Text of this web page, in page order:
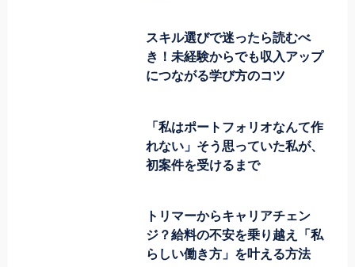
スキル選びで迷ったら読むべ
き！未経験からでも収入アップ
につながる学び方のコツ
「私はポートフォリオなんて作
れない」そう思っていた私が、
初案件を受けるまで
トリマーからキャリアチェン
ジ？給料の不安を乗り越え「私
らしい働き方」を叶える方法